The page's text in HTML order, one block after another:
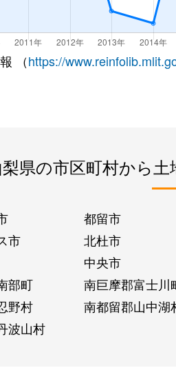
（https://
県の市区町村から
都留市
市 北杜市
中央市
部町 南巨摩郡富士川
野村 南都留郡山中湖
波山村